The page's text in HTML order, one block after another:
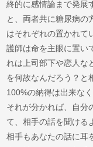
終的に感情論まで発展
と、両者共に糖尿病の
はそれぞれの置かれて
護師は命を主眼に置い
れは上司部下や恋人な
を何故なんだろう？と
100%の納得は出来な
それが分かれば、自分
て、相手の話を聞ける
相手もあなたの話に耳